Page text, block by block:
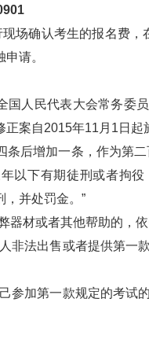
确认考生的报名费，
请。
人民代表大会常务委员
案自2015年11月1日起
后增加一条，作为第二
以下有期徒刑或者拘
，并处罚金。”
材或者其他帮助的，依
法出售或者提供第一
加第一款规定的考试